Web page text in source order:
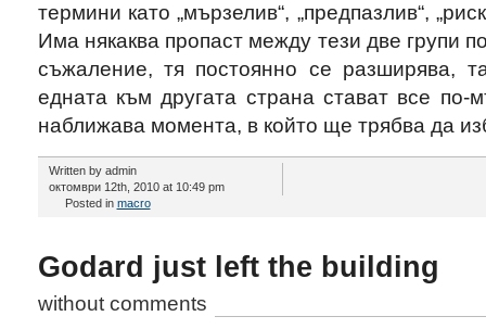
термини като „мързелив“, „предпазлив“,
Има някаква пропаст между тези две групи
съжаление, тя постоянно се разширява,
едната към другата страна стават все по-
наближава момента, в който ще трябва да
Written by admin
октомври 12th, 2010 at 10:49 pm
Posted in macro
Godard just left the building
without comments